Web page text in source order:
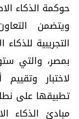
حوكمة الذكاء
ويتضمن
بمصر، والتي
لاختبار
تطبيقها على
مبادئ الذكاء